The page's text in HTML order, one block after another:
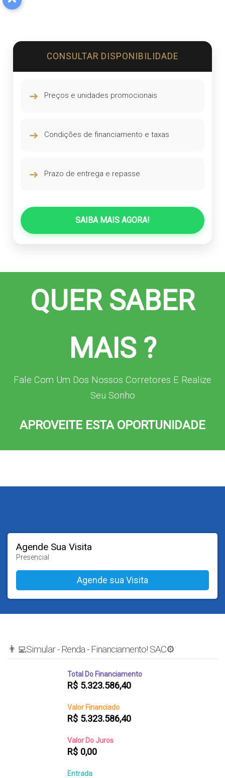
CONSULTAR DISPONIBILIDADE
➔ Preços e unidades promocionais
➔ Condições de financiamento e taxas
➔ Prazo de entrega e repasse
SAIBA MAIS AGORA!
QUER SABER
MAIS ?
Fale Com Um Dos Nossos Corretores E Realize
Seu Sonho
APROVEITE ESTA OPORTUNIDADE
Agende Sua Visita
Presencial
👨‍💻Simular - Renda - Financiamento! SAC⚙️
Total Do Financiamento
R$ 5.323.586,40
Valor Financiado
R$ 5.323.586,40
Valor Do Juros
R$ 0,00
Entrada